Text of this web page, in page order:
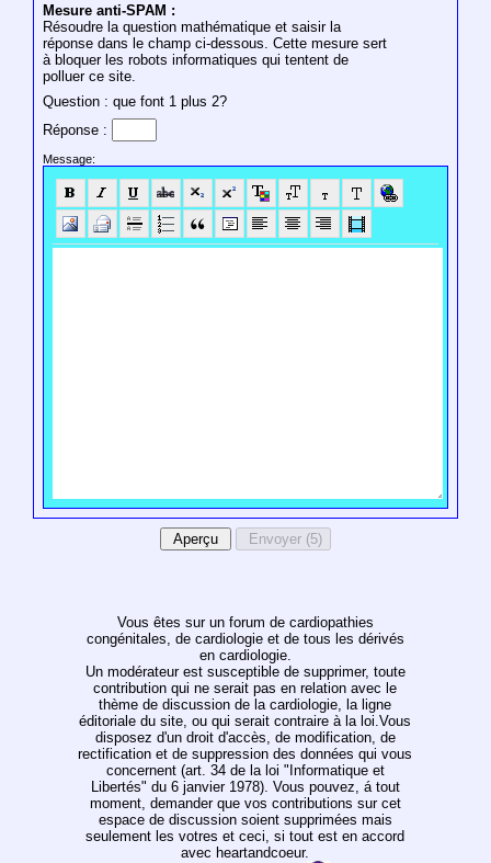
Mesure anti-SPAM :
Résoudre la question mathématique et saisir la
réponse dans le champ ci-dessous. Cette mesure sert
à bloquer les robots informatiques qui tentent de
polluer ce site.
Question : que font 1 plus 2?
Réponse :
Message:
Vous êtes sur un forum de cardiopathies
congénitales, de cardiologie et de tous les dérivés
en cardiologie.
Un modérateur est susceptible de supprimer, toute
contribution qui ne serait pas en relation avec le
thème de discussion de la cardiologie, la ligne
éditoriale du site, ou qui serait contraire à la loi.Vous
disposez d'un droit d'accès, de modification, de
rectification et de suppression des données qui vous
concernent (art. 34 de la loi "Informatique et
Libertés" du 6 janvier 1978). Vous pouvez, á tout
moment, demander que vos contributions sur cet
espace de discussion soient supprimées mais
seulement les votres et ceci, si tout est en accord
avec heartandcoeur.